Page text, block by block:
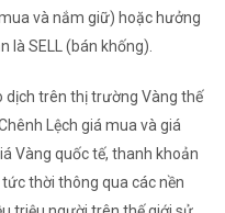
và nắm giữ) hoặc hưởng
là SELL (bán khống).
dịch trên thị trường Vàng thế
Lệch giá mua và giá
Vàng quốc tế, thanh khoản
thời thông qua các nền